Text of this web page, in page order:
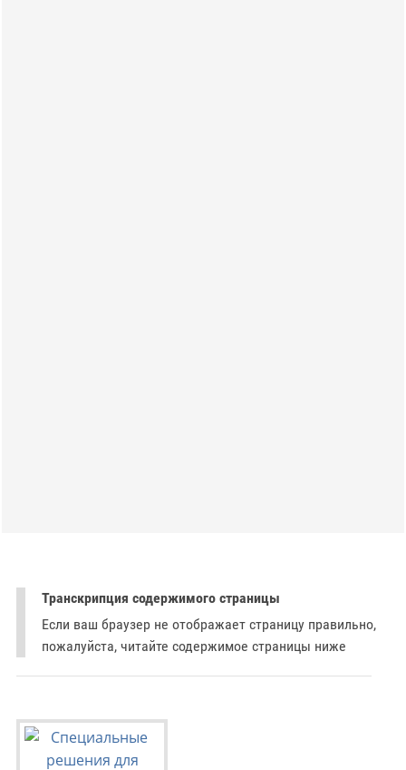
Транскрипция содержимого страницы
Если ваш браузер не отображает страницу правильно,
пожалуйста, читайте содержимое страницы ниже